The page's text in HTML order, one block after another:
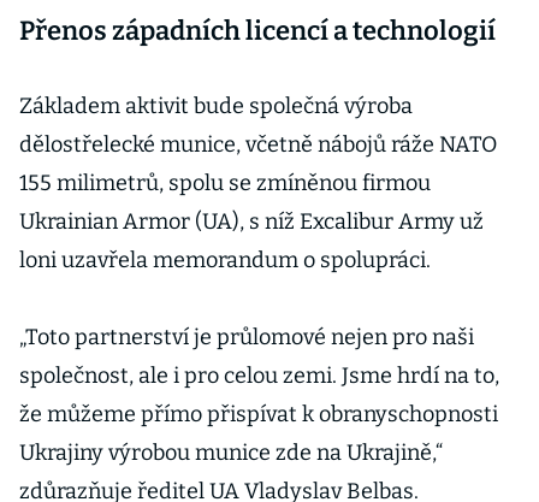
Přenos západních licencí a technologií
Základem aktivit bude společná výroba
dělostřelecké munice, včetně nábojů ráže NATO
155 milimetrů, spolu se zmíněnou firmou
Ukrainian Armor (UA), s níž Excalibur Army už
loni uzavřela memorandum o spolupráci.
„Toto partnerství je průlomové nejen pro naši
společnost, ale i pro celou zemi. Jsme hrdí na to,
že můžeme přímo přispívat k obranyschopnosti
Ukrajiny výrobou munice zde na Ukrajině,“
zdůrazňuje ředitel UA Vladyslav Belbas.